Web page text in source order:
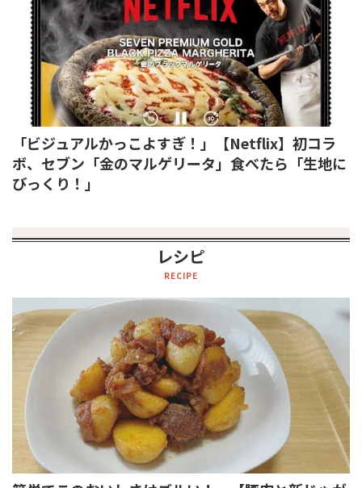
「ビジュアルかっこよすぎ！」【Netflix】初コラ
ボ、セブン「金のマルゲリータ」食べたら「生地に
びっくり！」
レシピ
RECIPE